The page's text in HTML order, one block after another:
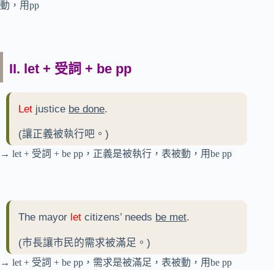
動，用pp
II. let + 受詞 + be pp
Let justice be done.
(讓正義被執行吧。)
→ let + 受詞 + be pp，正義是被執行，表被動，用be pp
The mayor let citizens’ needs be met.
(市長讓市民的需求被滿足。)
→ let + 受詞 + be pp，需求是被滿足，表被動，用be pp